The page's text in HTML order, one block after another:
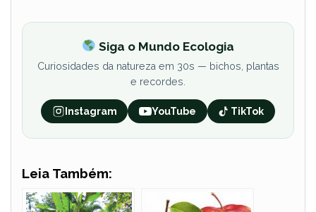
Siga o Mundo Ecologia
Curiosidades da natureza em 30s — bichos, plantas
e recordes.
Instagram YouTube TikTok
Leia Também: